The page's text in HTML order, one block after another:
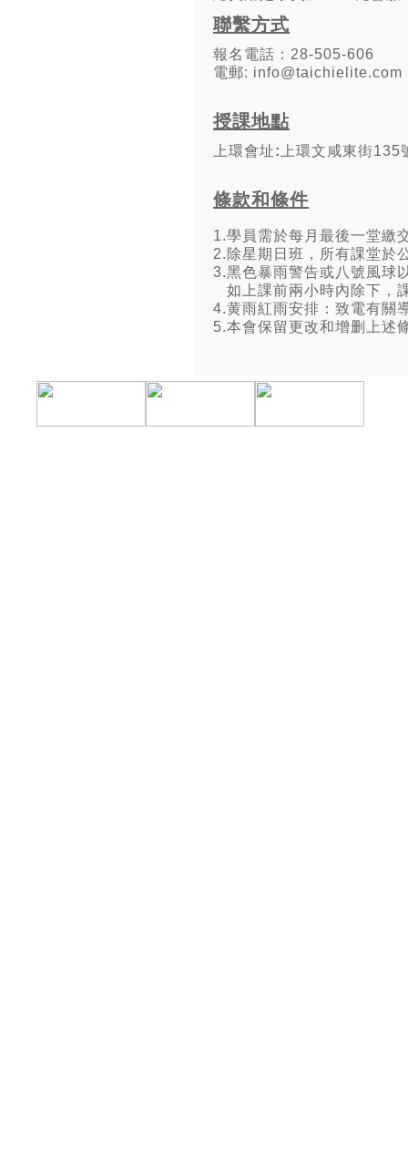
聯繫方式
報名電話：28-505-606
電郵: info@taichielite.com
授課地點
上環會址: 上環文咸東街135
條款和條件
1.學員需於每月最後一堂繳
2. 除星期日班，所有課堂於
3.黑色暴雨警告或八號風球
如上課前兩小時內除下，
4.黄雨紅雨安排：致電有關
5.本會保留更改和增删上述